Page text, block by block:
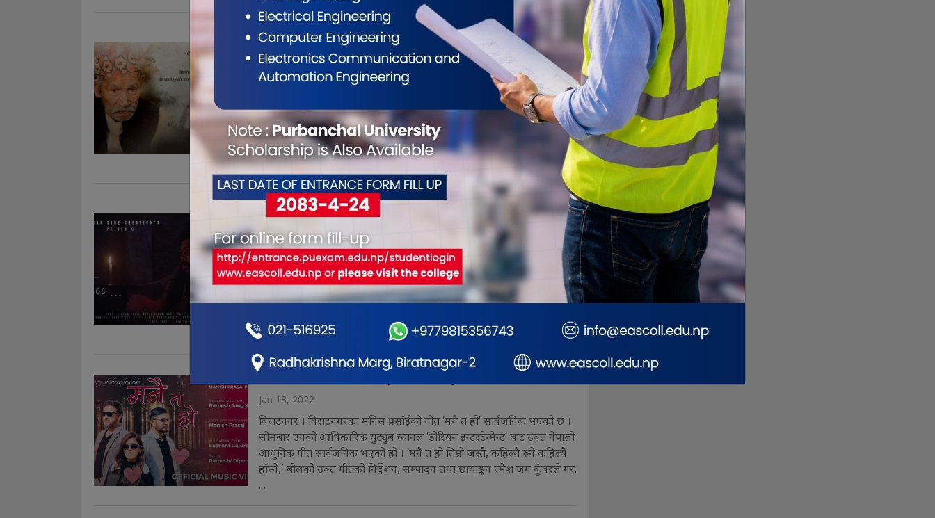
निर्वासित सैनिकको भोगाईमा आधारित ‘कुन हो मेरो देश’
को ट्रेलर सार्वजनिक (भिडियो)
Feb 9, 2022
दमक । भुटानबाट लखेटिएका शरणार्थीहरुका अनगिन्ती कथा र कहानीहरु छन् ।
दुःखका अनैकौं शृंखला पनि छन् । मुटुमा गाँठो परेर बसेका तिनै कथाहरु पुनर्वास
प्रक्रियाबाट अमेरिका पुगेपश्चात साहित्य, संगीत र सिनेमा मार्फत प्रस्तुत भैरहेका
छन् । भुटान सरकारले निर्वासित गरेका एक सैनिक अधिकारीको जीवनीमा
आधारित वृ. . .
विराटनगरका सन्तोष सरकारको ‘फु’ उत्कृष्ट २० चलचित्रको
Jan 26, 2022
विराटनगर । नेपाल चलचित्र निर्देशक समाजद्वारा आयोजित ‘जातीय विभेद विरुद्ध
लघु चलचित्र प्रतियोगिता’ मा विराटनगरका सन्तोष सरकारको ‘फू’ पर्न सफल भएको
छ । जातीय विभेदलाई निरुत्साहित पार्ने उद्देश्यका साथ विराटनगरमै बनाईएको
उक्त चलचित्र समाजको उत्कृष्ट २० को सुचीमा पर्न सफल भएको हो । कानुन, न्याय
तथा स. . .
विराटनगरका मनिस प्रसाँईको ‘मनै त हो’ सार्वजानिक
Jan 18, 2022
विराटनगर । विराटनगरका मनिस प्रसाँईको गीत ‘मनै त हो’ सार्वजनिक भएको छ ।
सोमबार उनको आधिकारिक युट्युब च्यानल ‘डोरियन इन्टरटेन्मेन्ट’ बाट उक्त नेपाली
आधुनिक गीत सार्वजनिक भएको हो । ‘मनै त हो तिम्रो जस्तै, कहिल्यै रुने कहिल्यै
हाँस्ने,´ बोलको उक्त गीतको निर्देशन, सम्पादन तथा छायाङ्कन रमेश जंग कुँवरले गर.
. .